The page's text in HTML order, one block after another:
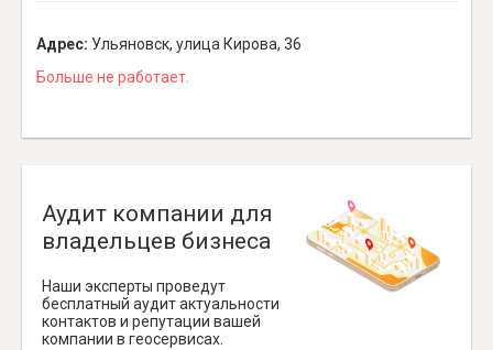
Адрес: Ульяновск, улица Кирова, 36
Больше не работает.
Аудит компании для
владельцев бизнеса
Наши эксперты проведут
бесплатный аудит актуальности
контактов и репутации вашей
компании в геосервисах.